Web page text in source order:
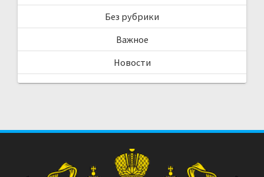
Без рубрики
Важное
Новости